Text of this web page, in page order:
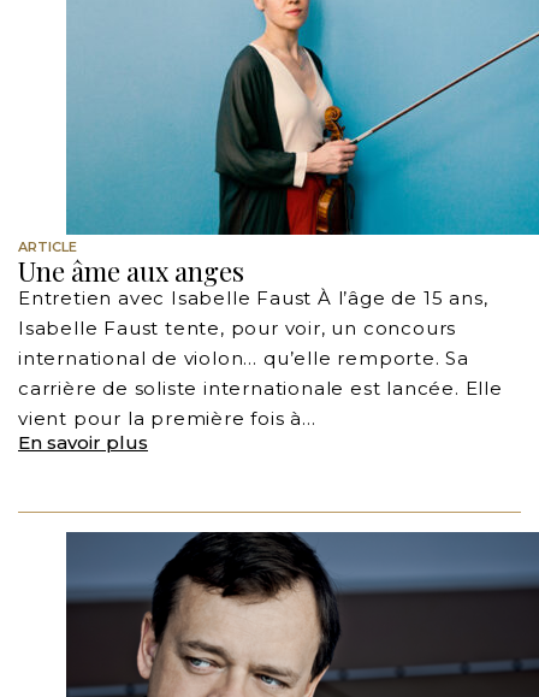
Une âme aux anges
ARTICLE
Entretien avec Isabelle Faust À l’âge de 15 ans,
Isabelle Faust tente, pour voir, un concours
international de violon… qu’elle remporte. Sa
carrière de soliste internationale est lancée. Elle
vient pour la première fois à…
En savoir plus